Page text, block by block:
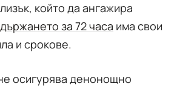
който да ангажира
за 72 часа има свои
и срокове.
осигурява денонощно